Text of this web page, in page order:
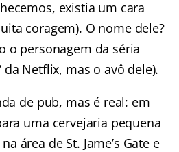
existia um cara
coragem). O nome dele?
o personagem da séria
da Netflix, mas o avô dele).
de pub, mas é real: em
uma cervejaria pequena
área de St. Jame’s Gate e